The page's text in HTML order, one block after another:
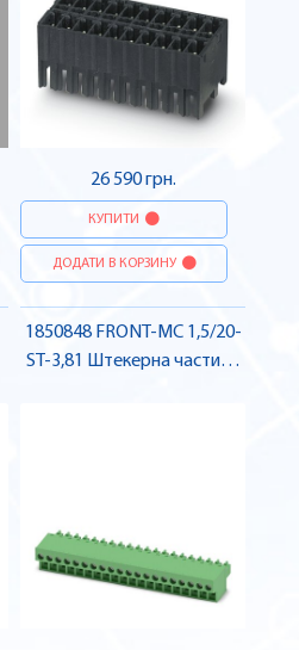
26 590 грн.
КУПИТИ
ДОДАТИ В КОРЗИНУ
1850848 FRONT-MC 1,5/20-
ST-3,81 Штекерна частина